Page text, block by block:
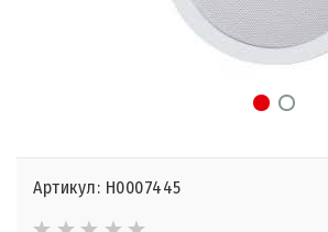
Артикул: Н0007445